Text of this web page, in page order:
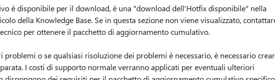
è disponibile per il download, è una "download dell'Hotfix disponibile" nella
della Knowledge Base. Se in questa sezione non viene visualizzato,
per ottenere il pacchetto di aggiornamento cumulativo.
problemi o se qualsiasi risoluzione dei problemi è necessario, è necessario
I costi di supporto normale verranno applicati per eventuali ulteriori